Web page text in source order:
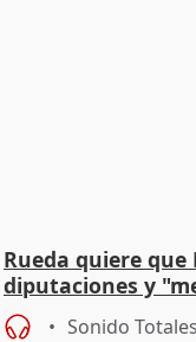
Rueda quiere que
diputaciones y
ciudades
Sonido Totales